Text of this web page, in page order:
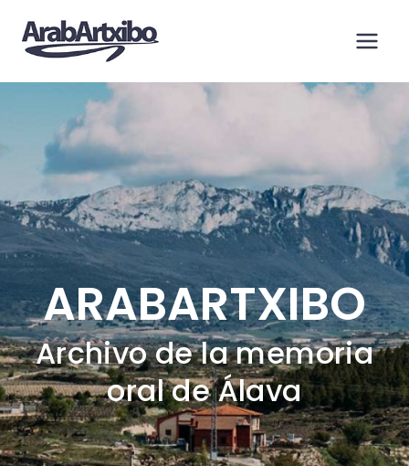
contenido
ARABARTXIBO
Archivo de la memoria
oral de Álava